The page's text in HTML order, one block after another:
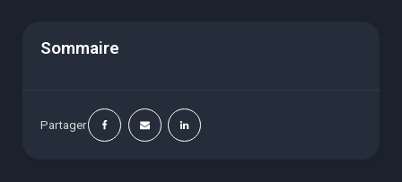
Sommaire
Partager